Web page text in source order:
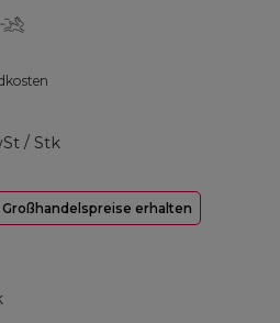
/ Stk
Großhandelspreise erhalten